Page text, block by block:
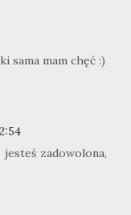
sama mam chęć :)
jesteś zadowolona,